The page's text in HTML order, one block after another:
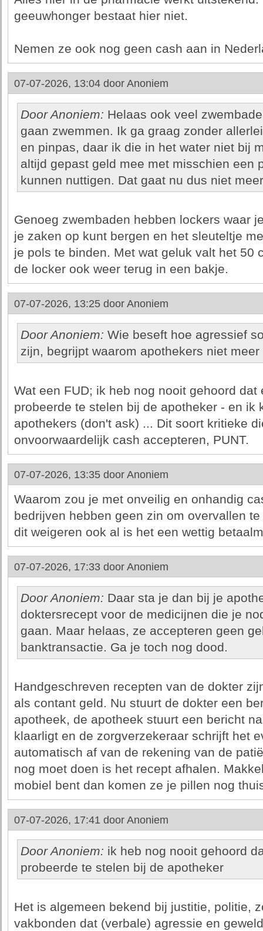
geeuwhonger bestaat hier niet.
Nemen ze ook nog geen cash aan in
07-07-2026, 13:04 door Anoniem
Door Anoniem: Helaas ook veel
gaan zwemmen. Ik ga graag zonder
en pinpas, daar ik die in het water niet bij
altijd gepast geld mee met misschien een
kunnen nuttigen. Dat gaat nu dus niet
Genoeg zwembaden hebben lockers waar
je zaken op kunt bergen en het sleuteltje
je pols te binden. Met wat geluk valt het 50
de locker ook weer terug in een bakje.
07-07-2026, 13:25 door Anoniem
Door Anoniem: Wie beseft hoe agressief
zijn, begrijpt waarom apothekers niet
Wat een FUD; ik heb nog nooit gehoord dat
probeerde te stelen bij de apotheker - en ik
apothekers (don't ask) ... Dit soort kritieke
onvoorwaardelijk cash accepteren, PUNT.
07-07-2026, 13:35 door Anoniem
Waarom zou je met onveilig en onhandig
bedrijven hebben geen zin om overvallen
dit weigeren ook al is het een wettig
07-07-2026, 17:33 door Anoniem
Door Anoniem: Daar sta je dan bij je
doktersrecept voor de medicijnen die je
gaan. Maar helaas, ze accepteren geen
banktransactie. Ga je toch nog dood.
Handgeschreven recepten van de dokter
als contant geld. Nu stuurt de dokter een
apotheek, de apotheek stuurt een bericht
klaarligt en de zorgverzekeraar schrijft het
automatisch af van de rekening van de
nog moet doen is het recept afhalen.
mobiel bent dan komen ze je pillen nog
07-07-2026, 17:41 door Anoniem
Door Anoniem: ik heb nog nooit gehoord
probeerde te stelen bij de apotheker
Het is algemeen bekend bij justitie, politie,
vakbonden dat (verbale) agressie en